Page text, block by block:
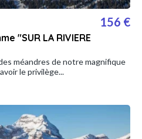
"SUR LA RIVIERE
156 €
méandres de notre magnifique
le privilège...